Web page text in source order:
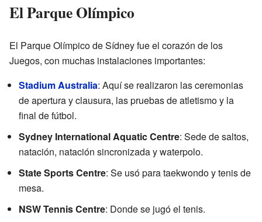
El Parque Olímpico
El Parque Olímpico de Sídney fue el corazón de los
Juegos, con muchas instalaciones importantes:
Stadium Australia: Aquí se realizaron las ceremonias
de apertura y clausura, las pruebas de atletismo y la
final de fútbol.
Sydney International Aquatic Centre: Sede de saltos,
natación, natación sincronizada y waterpolo.
State Sports Centre: Se usó para taekwondo y tenis de
mesa.
NSW Tennis Centre: Donde se jugó el tenis.